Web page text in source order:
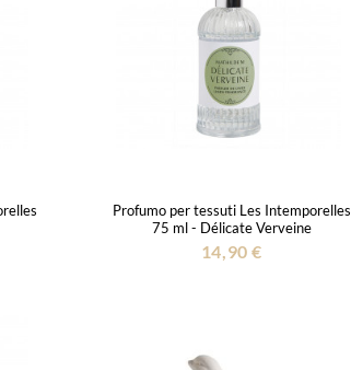
Profumo per tessuti Les Intemporelles
75 ml - Délicate Verveine
14,90 €